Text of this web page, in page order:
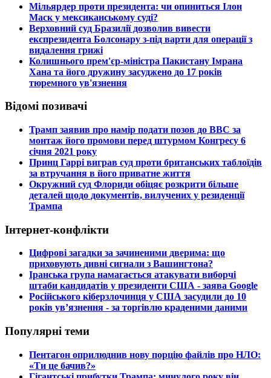
​Мільярдер проти президента: чи опиниться Ілон
Маск у мексиканському суді?
​Верховний суд Бразилії дозволив вивести
експрезидента Болсонару з-під варти для операції з
видалення грижі
​Колишнього прем'єр-міністра Пакистану Імрана
Хана та його дружину засуджено до 17 років
тюремного ув'язнення
Відомі позивачі
​Трамп заявив про намір подати позов до ВВС за
монтаж його промови перед штурмом Конгресу 6
січня 2021 року
​Принц Гаррі виграв суд проти британських таблоїдів
за втручання в його приватне життя
​Окружний суд Флориди обіцяє розкрити більше
деталей щодо документів, вилучених у резиденції
Трампа
Інтернет-конфлікти
​Цифрові загадки за зачиненими дверима: що
приховують дивні сигнали з Вашингтона?
​Іранська група намагається атакувати виборчі
штаби кандидатів у президенти США - заява Google
​Російського кіберзлочинця у США засудили до 10
років ув’язнення - за торгівлю краденими даними
Популярні теми
​Пентагон оприлюднив нову порцію файлів про НЛО:
«Ти це бачив?»